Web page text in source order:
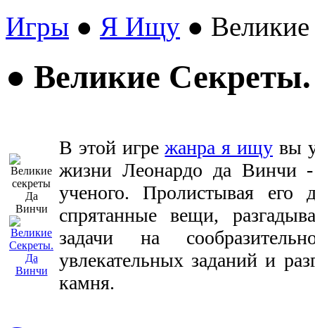
Игры ● Я Ищу ●
● Великие
В этой игрежанра я ищу вы
жизни Леонардо да Винчи
ученого. Пролистывая его
спрятанные вещи,
задачи на
увлекательных заданий и
камня.